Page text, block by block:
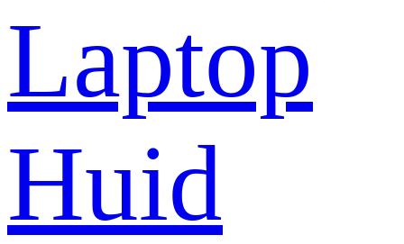
Laptop
Huid